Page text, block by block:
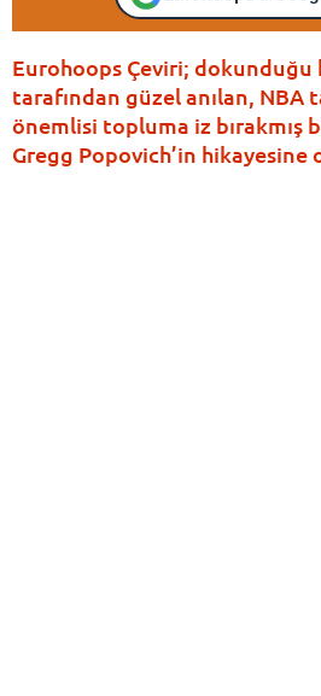
Eurohoops Çeviri;
tarafından güzel anılan, NBA
önemlisi topluma iz bırakmış
Gregg Popovich’in hikayesine